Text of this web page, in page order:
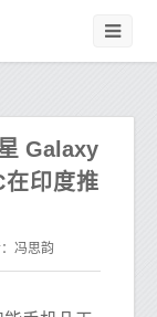
Galaxy
在印度推
冯思韵